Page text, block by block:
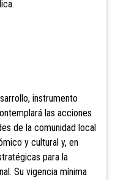
instrumento
las acciones
de la comunidad local
y cultural y, en
para la
Su vigencia mínima